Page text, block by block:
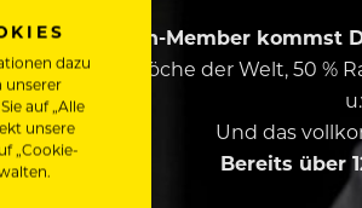
Als Rolling Pin-Member kommst
der besten Köche der Welt, 50
Und das
Bereits über
dazu
unserer
auf „Alle
unsere
„Cookie-